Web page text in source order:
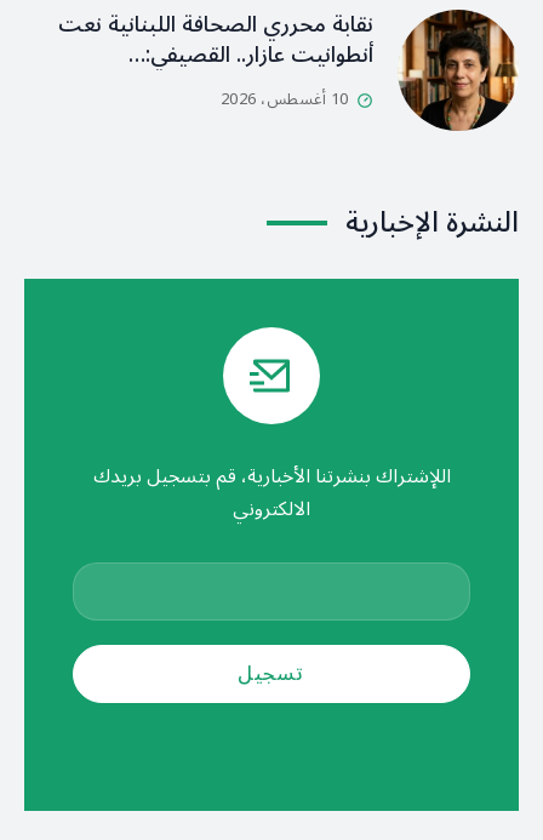
نقابة محرري الصحافة اللبنانية نعت
أنطوانيت عازار.. القصيفي:…
10 أغسطس، 2026
النشرة الإخبارية
اللإشتراك بنشرتنا الأخبارية، قم بتسجيل بريدك
الالكتروني